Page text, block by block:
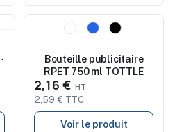
Nouveau
Bouteille publicitaire
RPET 750 ml TOTTLE
2,16 €
2,59 € TTC
Voir le produit